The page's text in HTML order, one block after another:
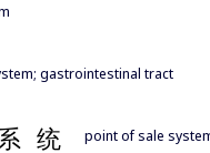
gastrointestinal tract
系 统 point of sale